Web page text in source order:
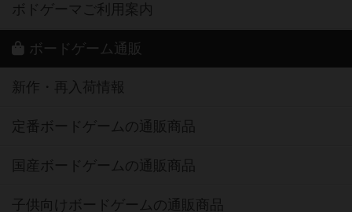
ボドゲーマご利用案内
ボードゲーム通販
新作・再入荷情報
定番ボードゲームの通販商品
国産ボードゲームの通販商品
子供向けボードゲームの通販商品